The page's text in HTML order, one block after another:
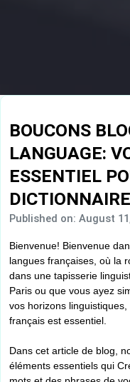
BOUCONS
LANGUAGE:
ESSENTIEL
Published on: August
Bienvenue! Bienvenue
langues françaises, où la
dans une tapisserie
Paris ou que vous ayez
vos horizons
français est essentiel.
Dans cet article de blog,
éléments essentiels qui